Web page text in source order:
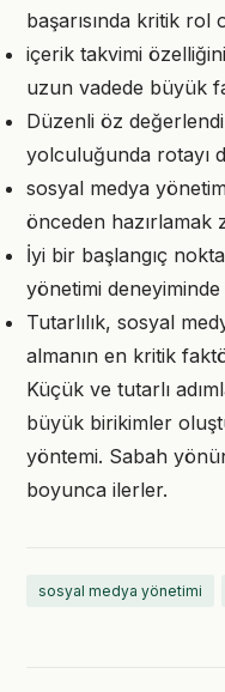
başarısında kritik rol
içerik takvimi
uzun vadede büyük
Düzenli öz
yolculuğunda rotayı
sosyal medya
önceden hazırlamak
İyi bir başlangıç
yönetimi
Tutarlılık, sosyal
almanın en kritik
Küçük ve tutarlı
büyük birikimler
yöntemi. Sabah
boyunca ilerler.
sosyal medya yönetimi